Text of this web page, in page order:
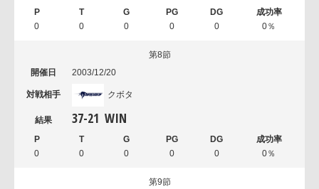
0 0 0 0 0 0％
第8節
2003/12/20
クボタ
37-21 WIN
0 0 0 0 0 0％
第9節